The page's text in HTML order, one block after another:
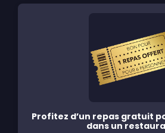
Profitez d’un repas gratuit
dans un